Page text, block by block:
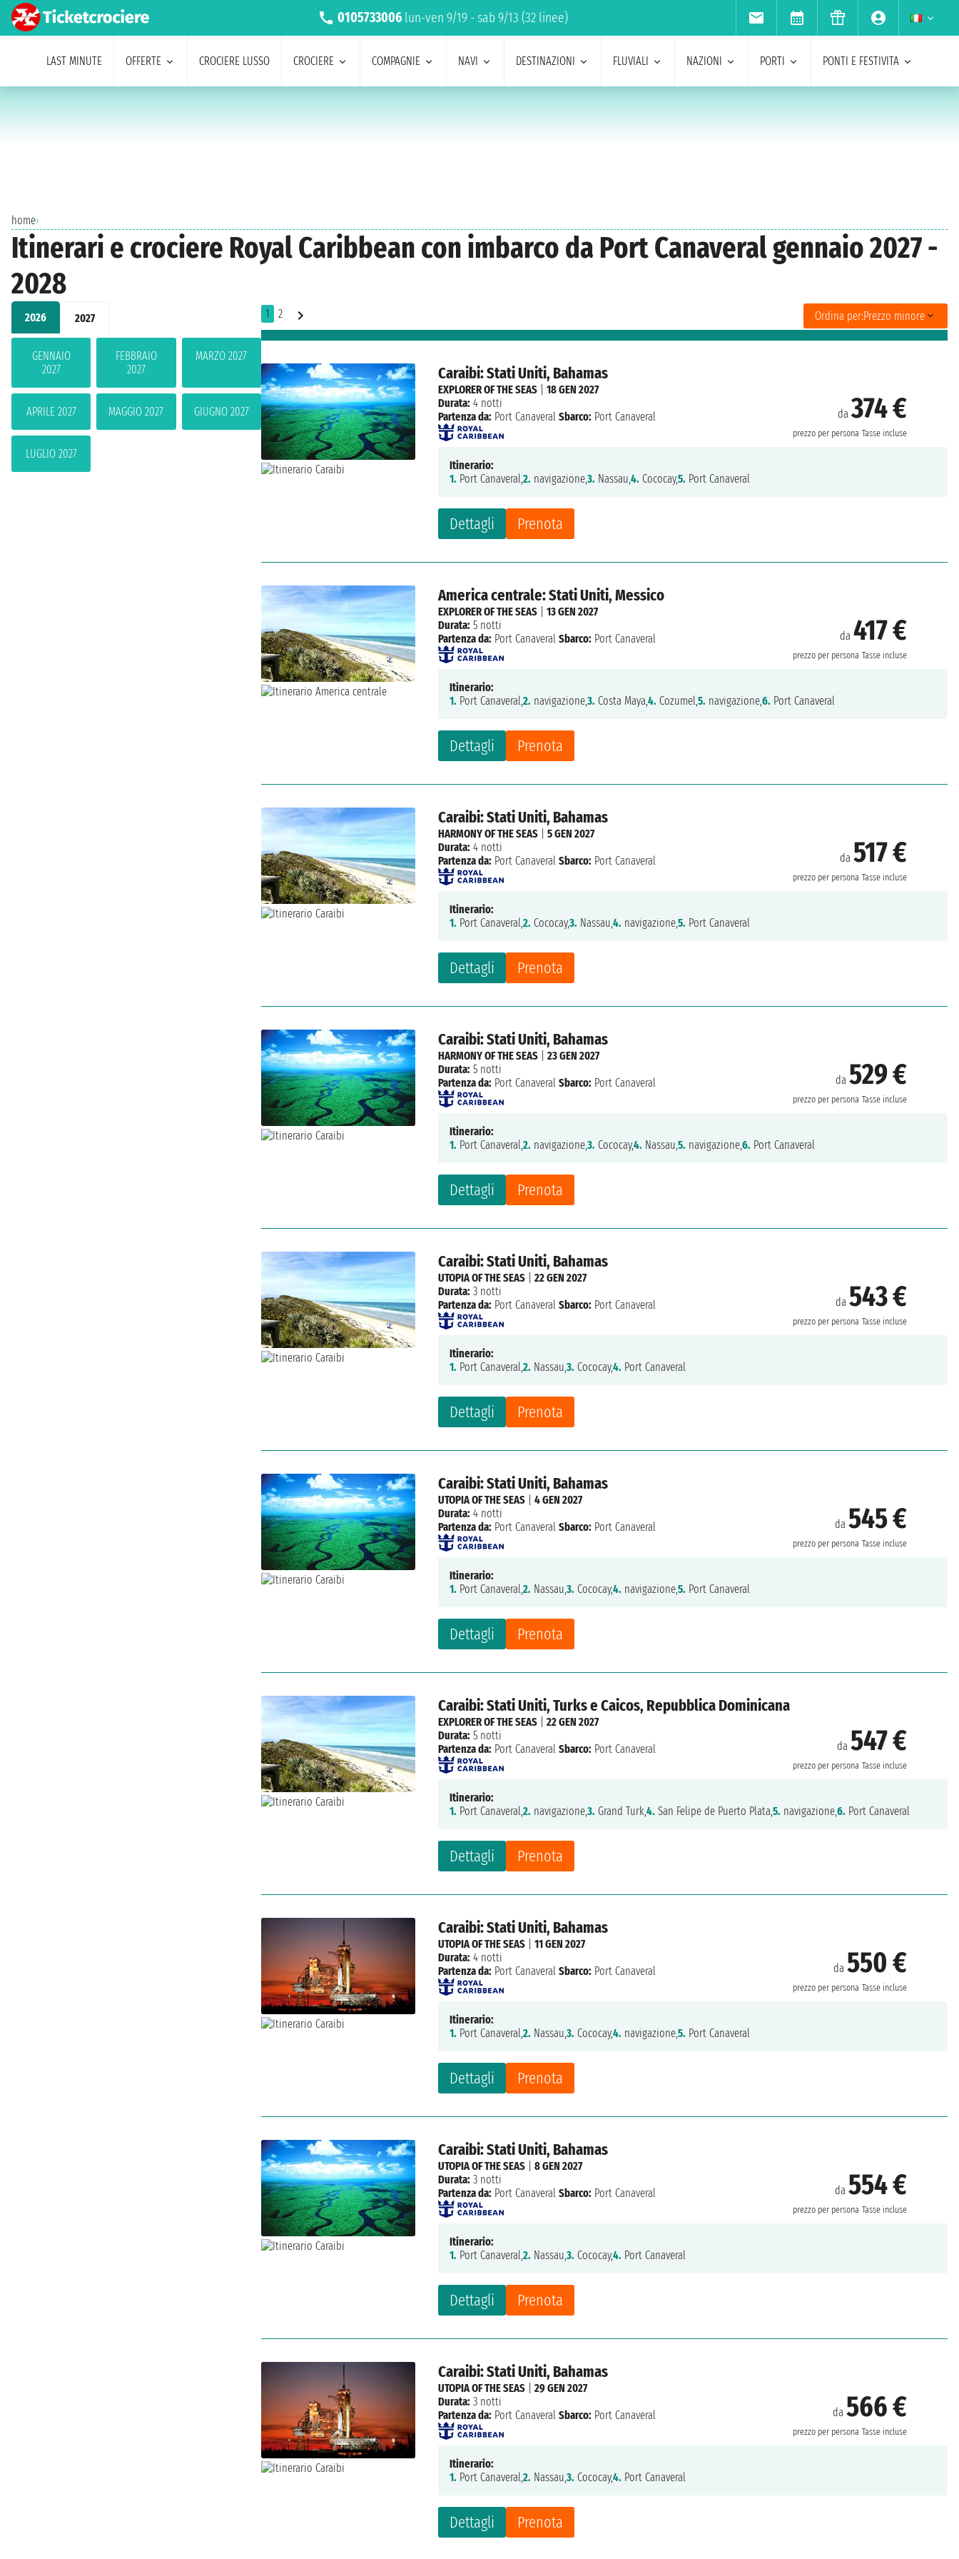
0105733006 lun-ven 9/19 - sab 9/13 (32 linee)
LAST MINUTE OFFERTE CROCIERE LUSSO CROCIERE COMPAGNIE NAVI DESTINAZIONI FLUVIALI NAZIONI PORTI PONTI E FESTIVITA
home›
Itinerari e crociere Royal Caribbean con imbarco da Port Canaveral gennaio 2027 -
2028
2026 2027
GENNAIO
2027
FEBBRAIO
2027
MARZO 2027
APRILE 2027 MAGGIO 2027 GIUGNO 2027
LUGLIO 2027
1 2 Ordina per:Prezzo minore
Caraibi: Stati Uniti, Bahamas
da374 €
prezzo per persona Tasse incluse
Dettagli Prenota
EXPLORER OF THE SEAS |18 GEN 2027
Durata: 4 notti
Partenza da: Port Canaveral Sbarco: Port Canaveral
Itinerario:
1. Port Canaveral,2. navigazione,3. Nassau,4. Cococay,5. Port Canaveral
America centrale: Stati Uniti, Messico
da417 €
prezzo per persona Tasse incluse
Dettagli Prenota
EXPLORER OF THE SEAS |13 GEN 2027
Durata: 5 notti
Partenza da: Port Canaveral Sbarco: Port Canaveral
Itinerario:
1. Port Canaveral,2. navigazione,3. Costa Maya,4. Cozumel,5. navigazione,6. Port Canaveral
Caraibi: Stati Uniti, Bahamas
da517 €
prezzo per persona Tasse incluse
Dettagli Prenota
HARMONY OF THE SEAS |5 GEN 2027
Durata: 4 notti
Partenza da: Port Canaveral Sbarco: Port Canaveral
Itinerario:
1. Port Canaveral,2. Cococay,3. Nassau,4. navigazione,5. Port Canaveral
Caraibi: Stati Uniti, Bahamas
da529 €
prezzo per persona Tasse incluse
Dettagli Prenota
HARMONY OF THE SEAS |23 GEN 2027
Durata: 5 notti
Partenza da: Port Canaveral Sbarco: Port Canaveral
Itinerario:
1. Port Canaveral,2. navigazione,3. Cococay,4. Nassau,5. navigazione,6. Port Canaveral
Caraibi: Stati Uniti, Bahamas
da543 €
prezzo per persona Tasse incluse
Dettagli Prenota
UTOPIA OF THE SEAS |22 GEN 2027
Durata: 3 notti
Partenza da: Port Canaveral Sbarco: Port Canaveral
Itinerario:
1. Port Canaveral,2. Nassau,3. Cococay,4. Port Canaveral
Caraibi: Stati Uniti, Bahamas
da545 €
prezzo per persona Tasse incluse
Dettagli Prenota
UTOPIA OF THE SEAS |4 GEN 2027
Durata: 4 notti
Partenza da: Port Canaveral Sbarco: Port Canaveral
Itinerario:
1. Port Canaveral,2. Nassau,3. Cococay,4. navigazione,5. Port Canaveral
Caraibi: Stati Uniti, Turks e Caicos, Repubblica Dominicana
da547 €
prezzo per persona Tasse incluse
Dettagli Prenota
EXPLORER OF THE SEAS |22 GEN 2027
Durata: 5 notti
Partenza da: Port Canaveral Sbarco: Port Canaveral
Itinerario:
1. Port Canaveral,2. navigazione,3. Grand Turk,4. San Felipe de Puerto Plata,5. navigazione,6. Port Canaveral
Caraibi: Stati Uniti, Bahamas
da550 €
prezzo per persona Tasse incluse
Dettagli Prenota
UTOPIA OF THE SEAS |11 GEN 2027
Durata: 4 notti
Partenza da: Port Canaveral Sbarco: Port Canaveral
Itinerario:
1. Port Canaveral,2. Nassau,3. Cococay,4. navigazione,5. Port Canaveral
Caraibi: Stati Uniti, Bahamas
da554 €
prezzo per persona Tasse incluse
Dettagli Prenota
UTOPIA OF THE SEAS |8 GEN 2027
Durata: 3 notti
Partenza da: Port Canaveral Sbarco: Port Canaveral
Itinerario:
1. Port Canaveral,2. Nassau,3. Cococay,4. Port Canaveral
Caraibi: Stati Uniti, Bahamas
da566 €
prezzo per persona Tasse incluse
Dettagli Prenota
UTOPIA OF THE SEAS |29 GEN 2027
Durata: 3 notti
Partenza da: Port Canaveral Sbarco: Port Canaveral
Itinerario:
1. Port Canaveral,2. Nassau,3. Cococay,4. Port Canaveral